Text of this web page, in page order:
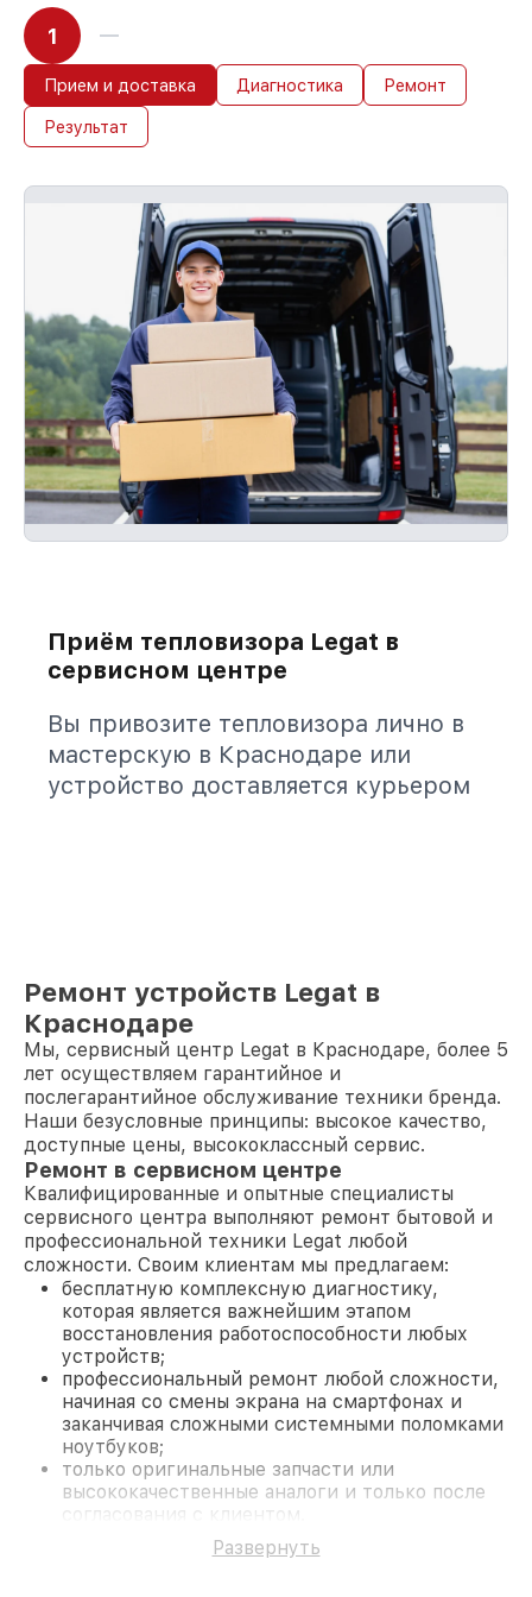
1
Прием и доставка Диагностика Ремонт
Результат
Приём тепловизора Legat в
сервисном центре
Вы привозите тепловизора лично в
мастерскую в Краснодаре или
устройство доставляется курьером
Ремонт устройств Legat в
Краснодаре
Мы, сервисный центр Legat в Краснодаре, более 5
лет осуществляем гарантийное и
послегарантийное обслуживание техники бренда.
Наши безусловные принципы: высокое качество,
доступные цены, высококлассный сервис.
Ремонт в сервисном центре
Квалифицированные и опытные специалисты
сервисного центра выполняют ремонт бытовой и
профессиональной техники Legat любой
сложности. Своим клиентам мы предлагаем:
бесплатную комплексную диагностику,
которая является важнейшим этапом
восстановления работоспособности любых
устройств;
профессиональный ремонт любой сложности,
начиная со смены экрана на смартфонах и
заканчивая сложными системными поломками
ноутбуков;
только оригинальные запчасти или
высококачественные аналоги и только после
согласования с клиентом.
На все работы и замененные комплектующие
предоставляется длительная гарантия. В случае
Развернуть